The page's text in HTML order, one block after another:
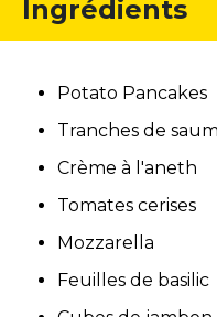
Ingrédients
Potato Pancakes
Tranches de
Crème à l'aneth
Tomates cerises
Mozzarella
Feuilles de basilic